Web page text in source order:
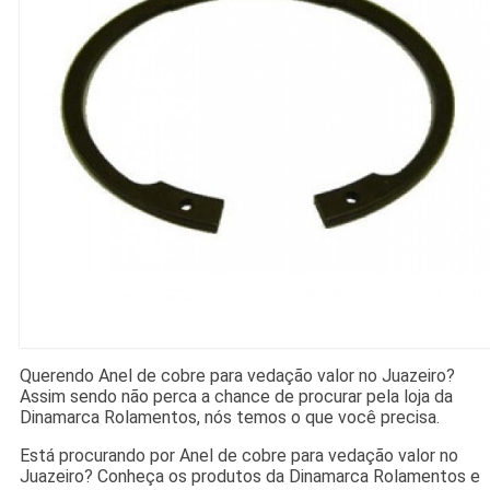
Querendo Anel de cobre para vedação valor no Juazeiro?
Assim sendo não perca a chance de procurar pela loja da
Dinamarca Rolamentos, nós temos o que você precisa.
Está procurando por Anel de cobre para vedação valor no
Juazeiro? Conheça os produtos da Dinamarca Rolamentos e